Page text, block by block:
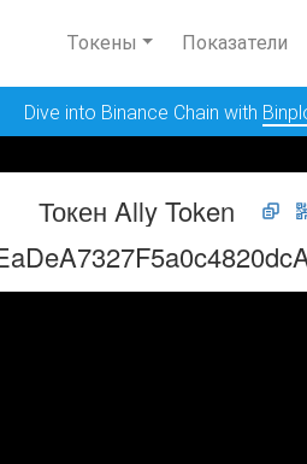
Токены Показатели
Dive into Binance Chain with
Токен Ally Token